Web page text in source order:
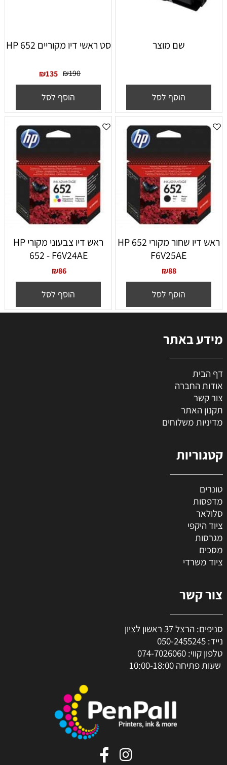
שם מוצר
הוסף לסל
סט ראשי דיו מקוריים HP 652
₪190
₪135
הוסף לסל
ראש דיו שחור מקורי 652 HP
F6V25AE
₪88
הוסף לסל
ראש דיו צבעוני מקורי HP
652 - F6V24AE
₪86
הוסף לסל
מידע באתר
דף הבית
אודות החברה
צור קשר
תקנון האתר
מדיניות משלוחים
קטגוריות
טונרים
מדפסות
סלולאר
ציוד היקפי
מגרסות
מסכים
ציוד משרדי
צור קשר
סניפים: הרצל 37 ראשון לציון
נייד: 050-2455245
טלפון קווי: 074-7026060
שעות פתיחה 10:00-18:00